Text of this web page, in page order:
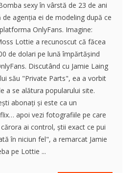
sexy în vârstă de 23 de ani
agenția ei de modeling după ce
OnlyFans. Imagine:
Lottie a recunoscut că făcea
de dolari pe lună împărtășind
Discutând cu Jamie Laing
său "Private Parts", ea a vorbit
a se alătura popularului site.
abonați și este ca un
apoi vezi fotografiile pe care
ai control, știi exact ce pui
în niciun fel", a remarcat Jamie
pe Lottie ...